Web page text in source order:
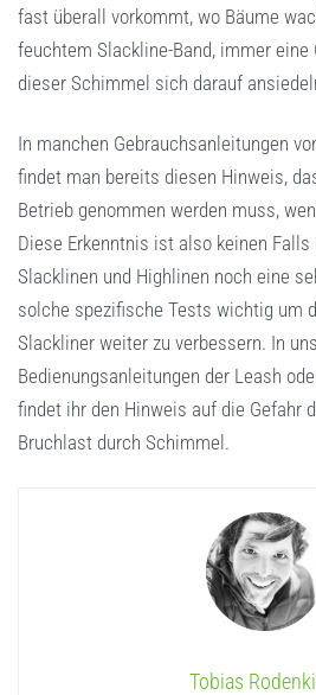
fast überall vorkommt, wo Bäume
feuchtem Slackline-Band, immer eine
dieser Schimmel sich darauf
In manchen Gebrauchsanleitungen
findet man bereits diesen Hinweis,
Betrieb genommen werden muss,
Diese Erkenntnis ist also keinen Falls
Slacklinen und Highlinen noch eine
solche spezifische Tests wichtig um
Slackliner weiter zu verbessern. In
Bedienungsanleitungen der Leash
findet ihr den Hinweis auf die Gefahr
Bruchlast durch Schimmel.
Tobias